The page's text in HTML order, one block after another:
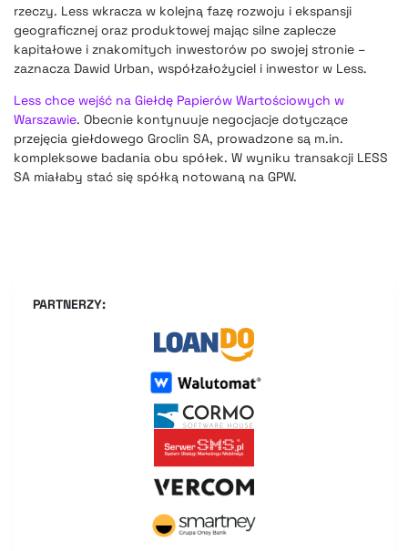
rzeczy. Less wkracza w kolejną fazę rozwoju i ekspansji
geograficznej oraz produktowej mając silne zaplecze
kapitałowe i znakomitych inwestorów po swojej stronie –
zaznacza Dawid Urban, współzałożyciel i inwestor w Less.
Less chce wejść na Giełdę Papierów Wartościowych w
Warszawie. Obecnie kontynuuje negocjacje dotyczące
przejęcia giełdowego Groclin SA, prowadzone są m.in.
kompleksowe badania obu spółek. W wyniku transakcji LESS
SA miałaby stać się spółką notowaną na GPW.
PARTNERZY: